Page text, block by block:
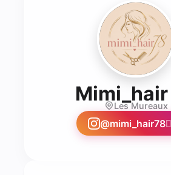
Les Mureaux
@